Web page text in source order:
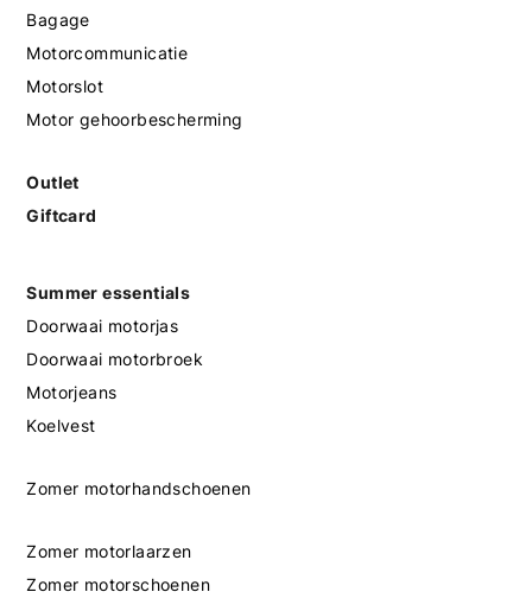
Bagage
Motorcommunicatie
Motorslot
Motor gehoorbescherming
Outlet
Giftcard
Summer essentials
Doorwaai motorjas
Doorwaai motorbroek
Motorjeans
Koelvest
Zomer motorhandschoenen
Zomer motorlaarzen
Zomer motorschoenen